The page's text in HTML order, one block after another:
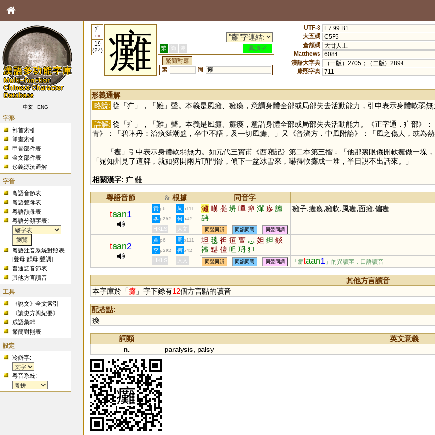
中文 ENG
字形
部首索引
筆畫索引
甲骨部件表
金文部件表
形義源流通解
字音
粵語音節表
粵語聲母表
粵語韻母表
粵語分類字表:
粵語注音系統對照表
[聲母 |韻母 |聲調]
普通話音節表
其他方言讀音
工具
《說文》全文索引
《讀史方輿紀要》
成語彙輯
繁簡對照表
設定
冷僻字:
粵音系統:
疒
104
19
(24)
癱 繁 簡 港
異讀字
繁簡對應
繁
簡 瘫
UTF-8
E7 99 B1
大五碼 C5F5
倉頡碼 大廿人土
Matthews
6084
漢語大字典
（一版）2705；（二版）2894
康熙字典 711
形義通解
略說: 從「疒」，「難」聲。本義是風癱、癱瘓，意謂身體全部或局部失去活動能力，引申表示身體軟弱無
詳解: 從「疒」，「難」聲。本義是風癱、癱瘓，意謂身體全部或局部失去活動能力。《正字通．疒部》
青》：「碧琳丹：治痰涎潮盛，卒中不語，及一切風癱。」又《普濟方．中風附論》：「風之傷人，或為
「癱」引申表示身體軟弱無力。如元代王實甫《西廂記》第二本第三摺：「他那裏眼倦開軟癱做一垛
「晁知州見了這牌，就如劈開兩片頂門骨，傾下一盆冰雪來，嚇得軟癱成一堆，半日說不出話來。」
相關漢字: 疒,難
粵語音節 & 根據 同音字
taan1
黃 p6 周 p111 灘 嘆 攤 坍 嘽 癉 潬 痑 譠
舑
癱子,癱瘓,癱軟,風癱,面癱,偏癱
李 p292 何 p42
HKLS 人文 同聲同韻 同韻同調 同聲同調
taan2
黃 p6 周 p111 坦 毯 袒 疸 亶 忐 妲 鉭 錟
襢 黮 儃 呾 玬 狚
李 p292 何 p42
HKLS 人文 同聲同韻 同韻同調 同聲同調 「癱taan1 」的異讀字，口語讀音
其他方言讀音
本字庫於「癱」字下錄有12個方言點的讀音
配搭點:
瘓
詞類
英文意義
n.
paralysis, palsy